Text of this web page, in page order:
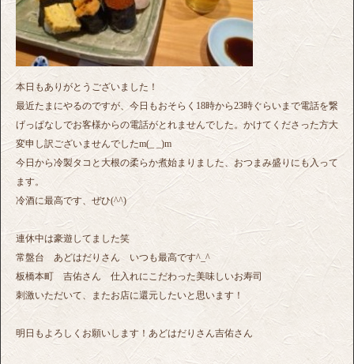
本日もありがとうございました！
最近たまにやるのですが、今日もおそらく18時から23時ぐらいまで電話を繋
げっぱなしでお客様からの電話がとれませんでした。かけてくださった方大
変申し訳ございませんでしたm(_ _)m
今日から冷製タコと大根の柔らか煮始まりました、おつまみ盛りにも入って
ます。
冷酒に最高です、ぜひ(^^)
連休中は豪遊してました笑
常盤台 あどはだりさん いつも最高です^_^
板橋本町 吉佑さん 仕入れにこだわった美味しいお寿司
刺激いただいて、またお店に還元したいと思います！
明日もよろしくお願いします！あどはだりさん吉佑さん